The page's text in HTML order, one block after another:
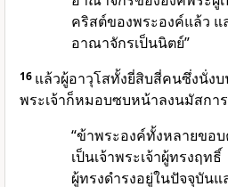
คริสต์ของพระองค์แล้ว แ
อาณาจักรเป็นนิตย์”
16 แล้วผู้อาวุโสทั้งยี่สิบสี่คนซึ่งนั่ง
พระเจ้าก็หมอบซบหน้าลงนมัสการ
“ข้าพระองค์ทั้งหลายขอ
เป็นเจ้าพระเจ้าผู้ทรงฤทธิ์
ผู้ทรงดำรงอยู่ในปัจจุบัน